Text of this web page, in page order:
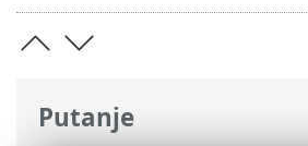
Putanje